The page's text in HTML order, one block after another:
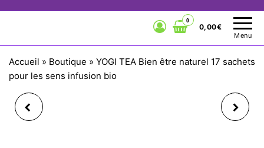
Menu
0
0,00€
Accueil » Boutique » YOGI TEA Bien être naturel 17 sachets
pour les sens infusion bio